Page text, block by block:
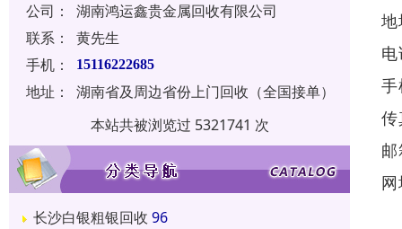
公司：
湖南鸿运鑫贵金属回收有限公司
联系：
黄先生
手机：
15116222685
地址：
湖南省及周边省份上门回收（全国接单）
本站共被浏览过 5321741 次
长沙白银粗银回收 96